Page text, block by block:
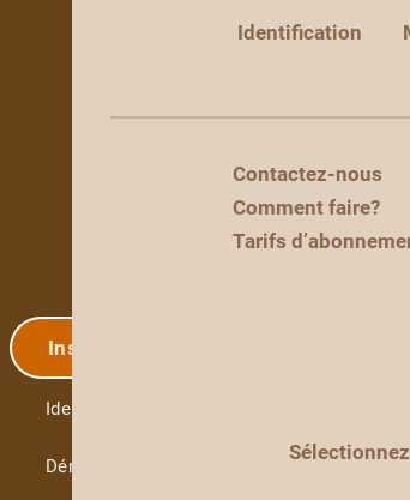
Inscription
Identification
Démo
Identification
Contactez-nous
Comment faire?
Tarifs